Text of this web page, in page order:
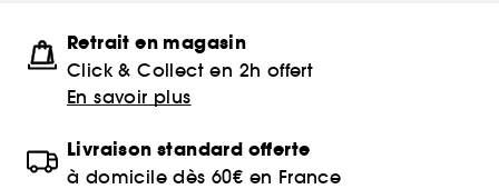
Retrait en magasin
Click & Collect en 2h offert
En savoir plus
Livraison standard offerte
à domicile dès 60€ en France